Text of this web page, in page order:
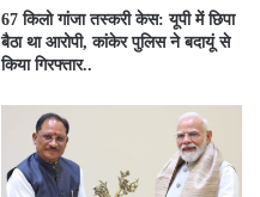
67 किलो गांजा तस्करी केस: यूपी में छिपा
बैठा था आरोपी, कांकेर पुलिस ने बदायूं से
किया गिरफ्तार..